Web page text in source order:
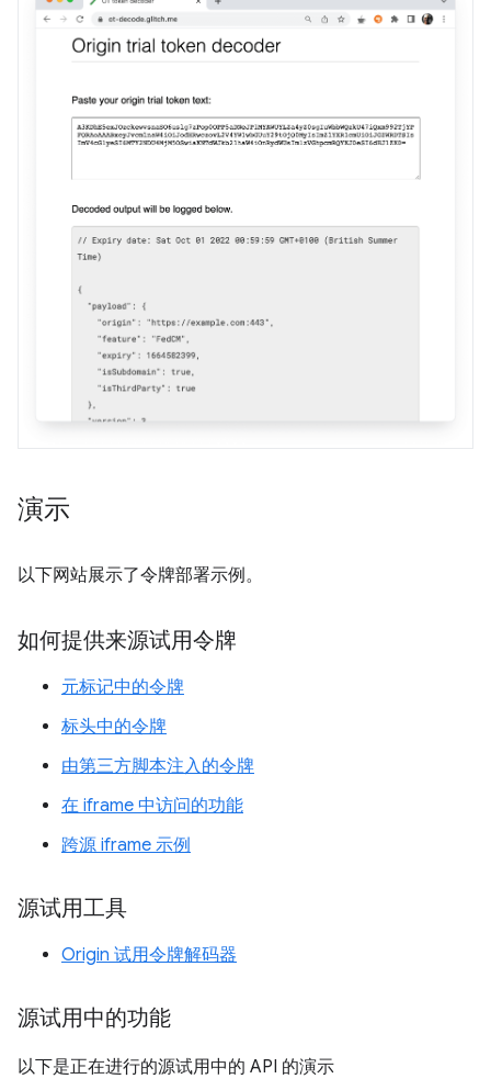
演示
以下网站展示了令牌部署示例。
如何提供来源试用令牌
元标记中的令牌
标头中的令牌
由第三方脚本注入的令牌
在 iframe 中访问的功能
跨源 iframe 示例
源试用工具
Origin 试用令牌解码器
源试用中的功能
以下是正在进行的源试用中的 API 的演示